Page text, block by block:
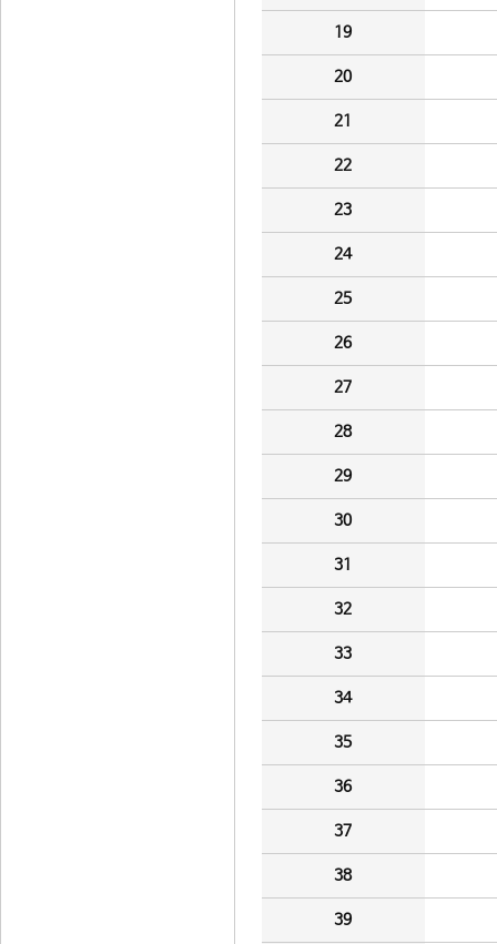
19
20
21
22
23
24
25
26
27
28
29
30
31
32
33
34
35
36
37
38
39